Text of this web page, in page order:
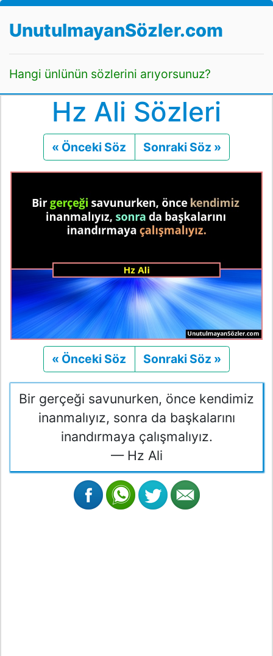
UnutulmayanSözler.com
Hangi ünlünün sözlerini arıyorsunuz?
Hz Ali Sözleri
« Önceki Söz Önceki
Sonraki Söz »
« Önceki Söz Önceki
Sonraki Söz »
Bir gerçeği savunurken, önce kendimiz
inanmalıyız, sonra da başkalarını
inandırmaya çalışmalıyız.
— Hz Ali